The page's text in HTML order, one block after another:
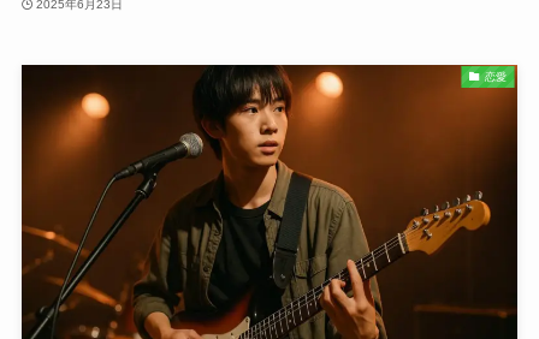
2025年6月23日
恋愛